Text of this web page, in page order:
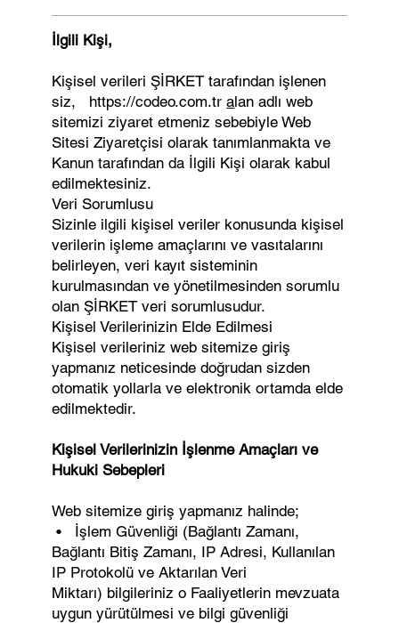
İlgili Kişi,
Kişisel verileri ŞİRKET tarafından işlenen
siz, https://codeo.com.tr alan adlı web
sitemizi ziyaret etmeniz sebebiyle Web
Sitesi Ziyaretçisi olarak tanımlanmakta ve
Kanun tarafından da İlgili Kişi olarak kabul
edilmektesiniz.
Veri Sorumlusu
Sizinle ilgili kişisel veriler konusunda kişisel
verilerin işleme amaçlarını ve vasıtalarını
belirleyen, veri kayıt sisteminin
kurulmasından ve yönetilmesinden sorumlu
olan ŞİRKET veri sorumlusudur.
Kişisel Verilerinizin Elde Edilmesi
Kişisel verileriniz web sitemize giriş
yapmanız neticesinde doğrudan sizden
otomatik yollarla ve elektronik ortamda elde
edilmektedir.
Kişisel Verilerinizin İşlenme Amaçları ve
Hukuki Sebepleri
Web sitemize giriş yapmanız halinde;
• İşlem Güvenliği (Bağlantı Zamanı,
Bağlantı Bitiş Zamanı, IP Adresi, Kullanılan
IP Protokolü ve Aktarılan Veri
Miktarı) bilgileriniz o Faaliyetlerin mevzuata
uygun yürütülmesi ve bilgi güvenliği